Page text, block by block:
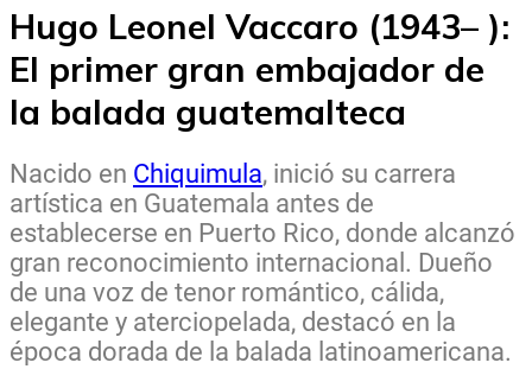
Hugo Leonel Vaccaro (1943– ):
El primer gran embajador de
la balada guatemalteca
Nacido en Chiquimula, inició su carrera
artística en Guatemala antes de
establecerse en Puerto Rico, donde alcanzó
gran reconocimiento internacional. Dueño
de una voz de tenor romántico, cálida,
elegante y aterciopelada, destacó en la
época dorada de la balada latinoamericana.